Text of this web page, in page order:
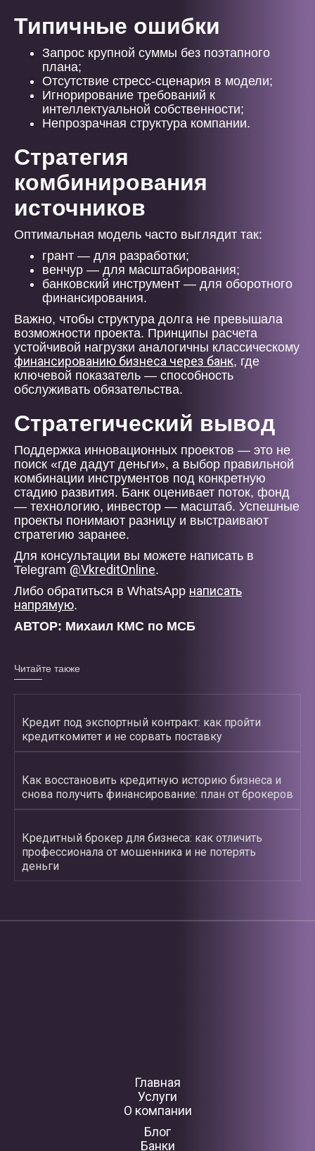
Типичные ошибки
Запрос крупной суммы без поэтапного
плана;
Отсутствие стресс-сценария в модели;
Игнорирование требований к
интеллектуальной собственности;
Непрозрачная структура компании.
Стратегия
комбинирования
источников
Оптимальная модель часто выглядит так:
грант — для разработки;
венчур — для масштабирования;
банковский инструмент — для оборотного
финансирования.
Важно, чтобы структура долга не превышала
возможности проекта. Принципы расчета
устойчивой нагрузки аналогичны классическому
финансированию бизнеса через банк, где
ключевой показатель — способность
обслуживать обязательства.
Стратегический вывод
Поддержка инновационных проектов — это не
поиск «где дадут деньги», а выбор правильной
комбинации инструментов под конкретную
стадию развития. Банк оценивает поток, фонд
— технологию, инвестор — масштаб. Успешные
проекты понимают разницу и выстраивают
стратегию заранее.
Для консультации вы можете написать в
Telegram @VkreditOnline.
Либо обратиться в WhatsApp написать
напрямую.
АВТОР: Михаил КМС по МСБ
Читайте также
Кредит под экспортный контракт: как пройти
кредиткомитет и не сорвать поставку
Как восстановить кредитную историю бизнеса и
снова получить финансирование: план от брокеров
Кредитный брокер для бизнеса: как отличить
профессионала от мошенника и не потерять
деньги
Главная
Услуги
О компании
Блог
Банки